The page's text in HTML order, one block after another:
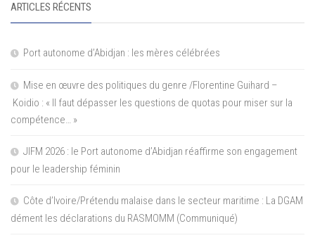
ARTICLES RÉCENTS
Port autonome d’Abidjan : les mères célébrées
Mise en œuvre des politiques du genre /Florentine Guihard –
Koidio : « Il faut dépasser les questions de quotas pour miser sur la
compétence… »
JIFM 2026 : le Port autonome d’Abidjan réaffirme son engagement
pour le leadership féminin
Côte d’Ivoire/Prétendu malaise dans le secteur maritime : La DGAM
dément les déclarations du RASMOMM (Communiqué)